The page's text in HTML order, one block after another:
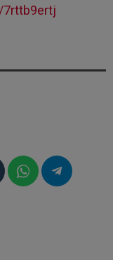
7rttb9ertj